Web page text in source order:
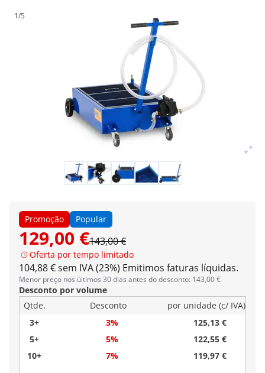
1/5
Promoção Popular
129,00 €143,00 €
Oferta por tempo limitado
104,88 € sem IVA (23%) Emitimos faturas líquidas.
Menor preço nos últimos 30 dias antes do desconto: 143,00 €
Desconto por volume
Qtde.
Desconto
por unidade (c/ IVA)
3+
3%
125,13 €
5+
5%
122,55 €
10+
7% 119,97 €